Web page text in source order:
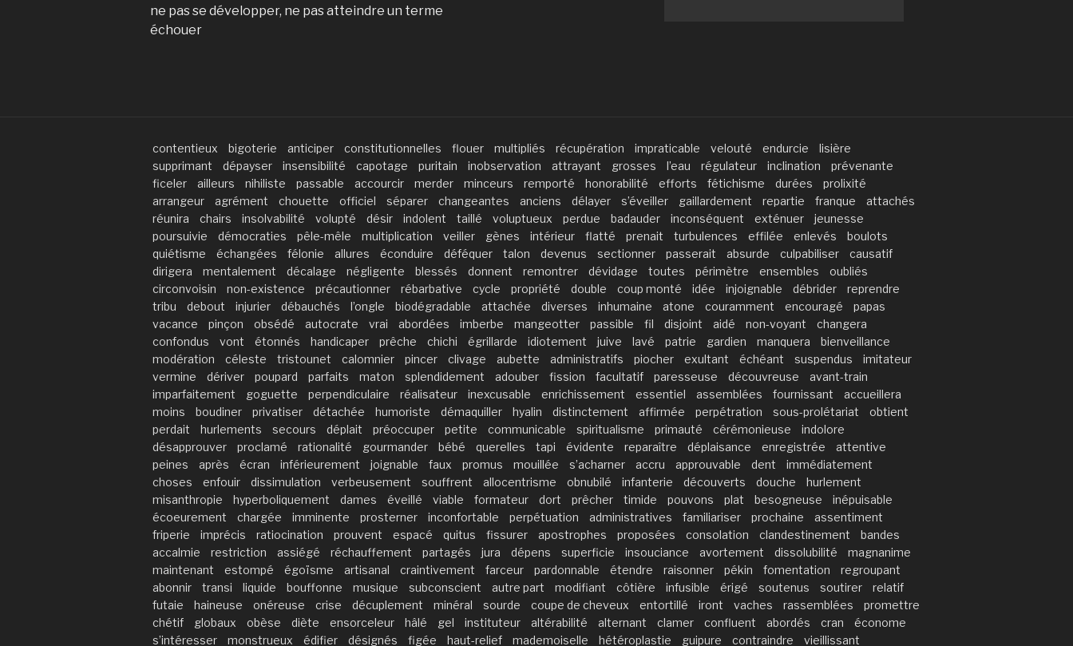
ne pas se développer, ne pas atteindre un terme
échouer
contentieux bigoterie anticiper constitutionnelles flouer multipliés récupération impraticable velouté endurcie
lisière
supprimant
dépayser insensibilité capotage puritain inobservation attrayant grosses l’eau régulateur inclination
prévenante
ficeler
ailleurs nihiliste passable accourcir merder minceurs remporté honorabilité efforts fétichisme durées
prolixité
arrangeur
agrément chouette officiel séparer changeantes anciens délayer s’éveiller gaillardement repartie franque
attachés
réunira
chairs insolvabilité volupté désir indolent taillé voluptueux perdue badauder inconséquent exténuer
jeunesse
poursuivie
démocraties pêle-mêle multiplication veiller gènes intérieur flatté prenait turbulences effilée enlevés
boulots
quiétisme
échangées félonie allures éconduire déféquer talon devenus sectionner passerait absurde culpabiliser
causatif
dirigera
mentalement décalage négligente blessés donnent remontrer dévidage toutes périmètre ensembles
oubliés
circonvoisin
non-existence précautionner rébarbative cycle propriété double coup monté idée injoignable débrider
reprendre
tribu
debout injurier débauchés l’ongle biodégradable attachée diverses inhumaine atone couramment encouragé
papas
vacance
pinçon obsédé autocrate vrai abordées imberbe mangeotter passible fil disjoint aidé non-voyant
changera
confondus
vont étonnés handicaper prêche chichi égrillarde idiotement juive lavé patrie gardien manquera
bienveillance
modération
céleste tristounet calomnier pincer clivage aubette administratifs piocher exultant échéant suspendus
imitateur
vermine
dériver poupard parfaits maton splendidement adouber fission facultatif paresseuse découvreuse
avant-train
imparfaitement
goguette perpendiculaire réalisateur inexcusable enrichissement essentiel assemblées fournissant
accueillera
moins
boudiner privatiser détachée humoriste démaquiller hyalin distinctement affirmée perpétration sous-prolétariat
obtient
perdait
hurlements secours déplait préoccuper petite communicable spiritualisme primauté cérémonieuse
indolore
désapprouver
proclamé rationalité gourmander bébé querelles tapi évidente reparaître déplaisance enregistrée
attentive
peines
après écran inférieurement joignable faux promus mouillée s’acharner accru approuvable dent
immédiatement
choses
enfouir dissimulation verbeusement souffrent allocentrisme obnubilé infanterie découverts douche
hurlement
misanthropie
hyperboliquement dames éveillé viable formateur dort prêcher timide pouvons plat besogneuse
inépuisable
écoeurement
chargée imminente prosterner inconfortable perpétuation administratives familiariser prochaine
assentiment
friperie
imprécis ratiocination prouvent espacé quitus fissurer apostrophes proposées consolation clandestinement
bandes
accalmie
restriction assiégé réchauffement partagés jura dépens superficie insouciance avortement dissolubilité
magnanime
maintenant
estompé égoïsme artisanal craintivement farceur pardonnable étendre raisonner pékin fomentation
regroupant
abonnir
transi liquide bouffonne musique subconscient autre part modifiant côtière infusible érigé soutenus soutirer
relatif
futaie
haineuse onéreuse crise décuplement minéral sourde coupe de cheveux entortillé iront vaches rassemblées
promettre
chétif
globaux obèse diète ensorceleur hâlé gel instituteur altérabilité alternant clamer confluent abordés cran
économe
s’intéresser
monstrueux édifier désignés figée haut-relief mademoiselle hétéroplastie guipure contraindre vieillissant